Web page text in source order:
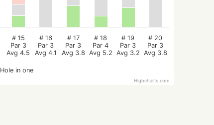
Hole in one
# 15
Par 3
Avg 4.5
# 16
Par 3
Avg 4.1
# 17
Par 3
Avg 3.8
# 18
Par 4
Avg 5.2
# 19
Par 3
Avg 3.2
# 20
Par 3
Avg 3.8
Highcharts.com